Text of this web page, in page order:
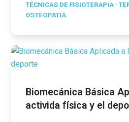
TÉCNICAS DE FISIOTERAPIA ·
OSTEOPATÍA
Biomecánica Básica
activida física y el